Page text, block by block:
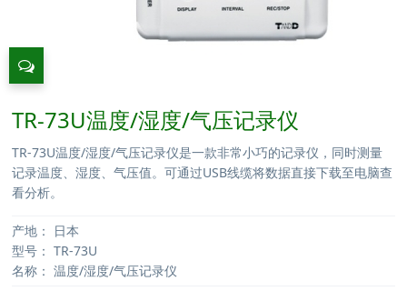
TR-73U温度/湿度/气压记录仪
TR-73U温度/湿度/气压记录仪是一款非常小巧的记录仪，同时测量
记录温度、湿度、气压值。可通过USB线缆将数据直接下载至电脑查
看分析。
产地：
日本
型号： TR-73U
名称： 温度/湿度/气压记录仪